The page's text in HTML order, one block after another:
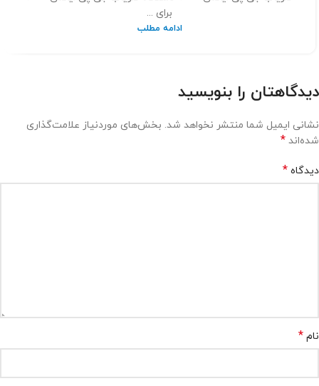
برای ...
ادامه مطلب
دیدگاهتان را بنویسید
نشانی ایمیل شما منتشر نخواهد شد. بخش‌های موردنیاز علامت‌گذاری
شده‌اند *
دیدگاه *
نام *